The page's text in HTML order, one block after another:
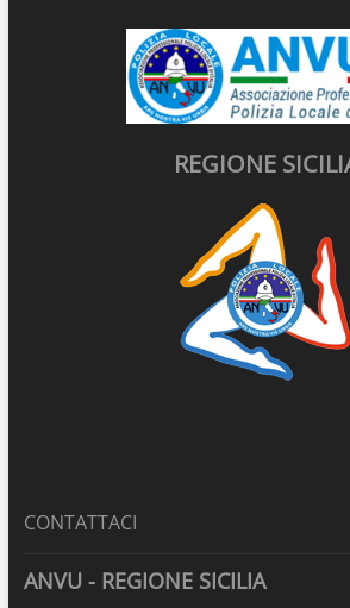
REGIONE
CONTATTACI
ANVU - REGIONE SICILIA